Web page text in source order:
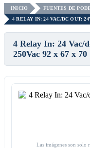
INICIO FUENTES DE
4 RELAY IN: 24 VAC/DC OUT:
4 Relay In: 24 Vac/
250Vac 92 x 67 x 70
Las imágenes son solo